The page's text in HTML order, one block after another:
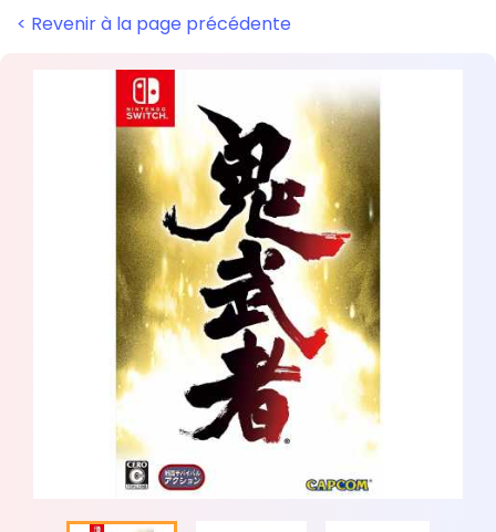
< Revenir à la page précédente